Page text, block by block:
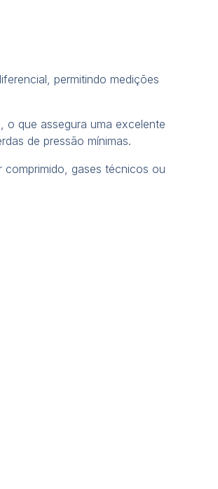
permitindo medições
o que assegura uma excelente
de pressão mínimas.
gases técnicos ou